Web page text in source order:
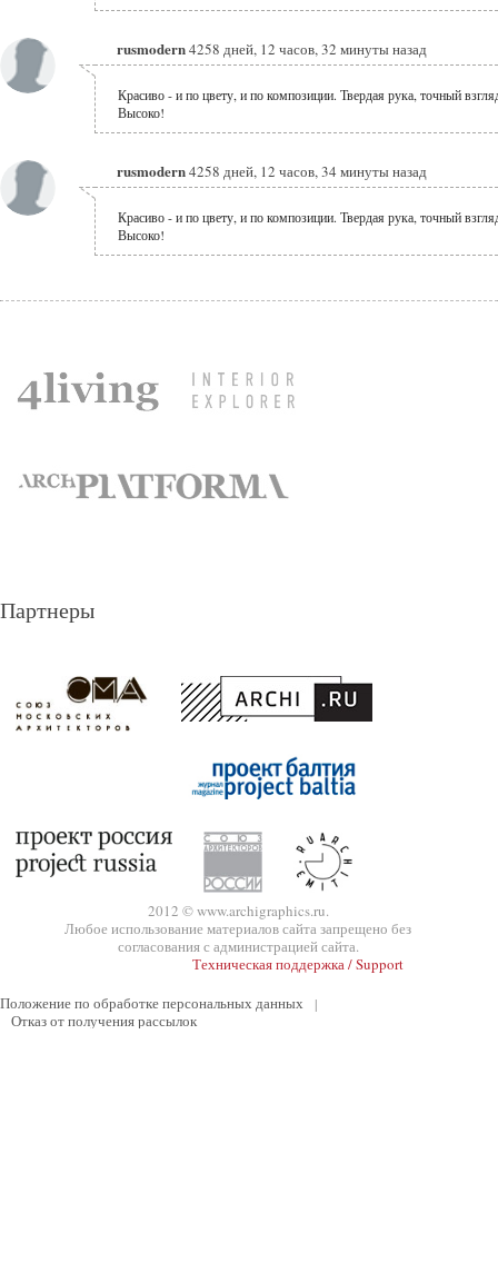
rusmodern4258 дней, 12 часов, 32 минуты назад
Красиво - и по цвету, и по композиции. Твердая рука, точный
Высоко!
rusmodern4258 дней, 12 часов, 34 минуты назад
Красиво - и по цвету, и по композиции. Твердая рука, точный
Высоко!
Партнеры
2012 © www.archigraphics.ru.
Любое использование материалов сайта запрещено без
согласования с администрацией сайта.
Техническая поддержка / Support
Положение по обработке персональных данных
|
Отказ от получения рассылок